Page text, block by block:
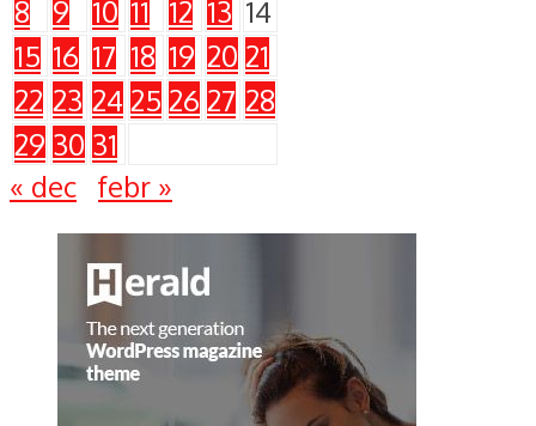
8
9 10 11 12 13 14
15 16 17 18 19 20 21
22 23 2425 26 27 28
29 30 31
« dec febr »